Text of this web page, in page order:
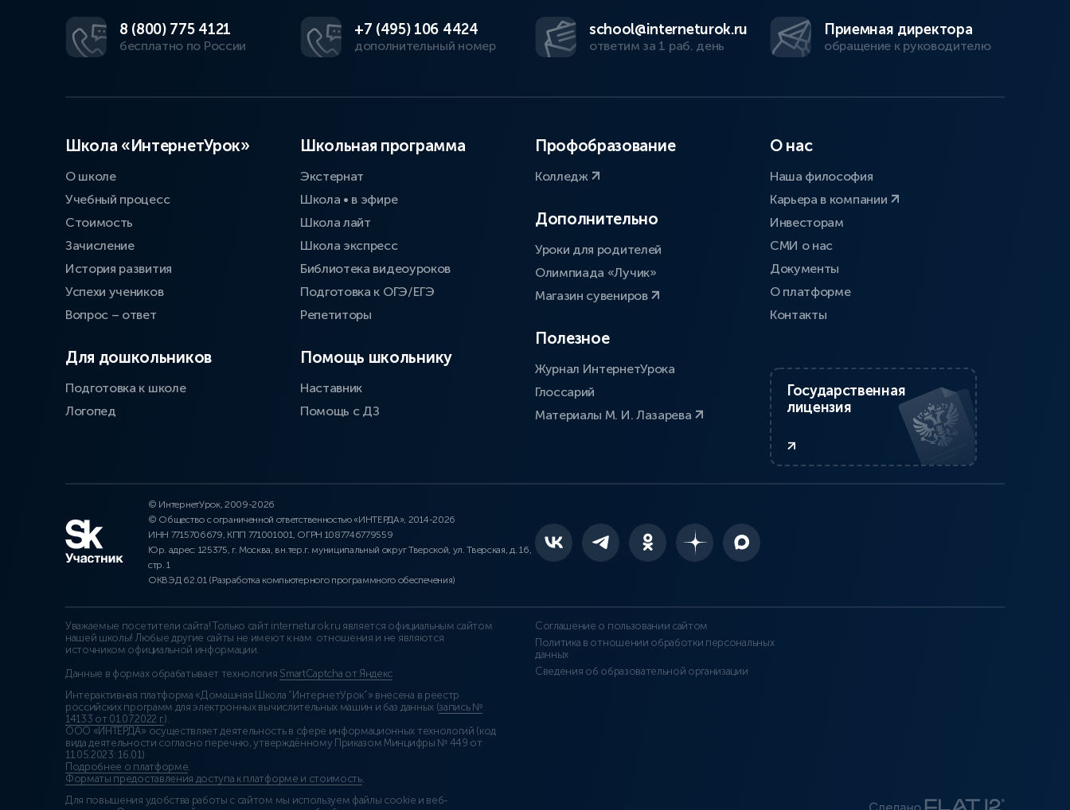
8 (800) 775 4121
бесплатно по России
+7 (495) 106 4424
дополнительный номер
school@interneturok.ru
ответим за 1 раб. день
Приемная директора
обращение к руководителю
Школа «ИнтернетУрок»
О школе
Учебный процесс
Стоимость
Зачисление
История развития
Успехи учеников
Вопрос – ответ
Для дошкольников
Подготовка к школе
Логопед
Школьная программа
Экстернат
Школа • в эфире
Школа лайт
Школа экспресс
Библиотека видеоуроков
Подготовка к ОГЭ/ЕГЭ
Репетиторы
Помощь школьнику
Наставник
Помощь с ДЗ
Профобразование
Колледж
Дополнительно
Уроки для родителей
Олимпиада «Лучик»
Магазин сувениров
Полезное
Журнал ИнтернетУрока
Глоссарий
Материалы М. И. Лазарева
О нас
Наша философия
Карьера в компании
Инвесторам
СМИ о нас
Документы
О платформе
Контакты
Государственная
лицензия
© ИнтернетУрок, 2009-2026
© Общество с ограниченной ответственностью «ИНТЕРДА», 2014-2026
ИНН 7715706679, КПП 771001001, ОГРН 1087746779559
Юр. адрес: 125375, г. Москва, вн.тер.г. муниципальный округ Тверской, ул. Тверская, д. 16,
стр. 1
ОКВЭД 62.01 (Разработка компьютерного программного обеспечения)
Уважаемые посетители сайта! Только сайт interneturok.ru является официальным сайтом
нашей школы! Любые другие сайты не имеют к нам отношения и не являются
источником официальной информации.
Данные в формах обрабатывает технология SmartCaptcha от Яндекс
Интерактивная платформа «Домашняя Школа “ИнтернетУрок”» внесена в реестр
российских программ для электронных вычислительных машин и баз данных (запись №
14133 от 01.07.2022 г.).
ООО «ИНТЕРДА» осуществляет деятельность в сфере информационных технологий (код
вида деятельности согласно перечню, утверждённому Приказом Минцифры № 449 от
11.05.2023: 16.01)
Подробнее о платформе.
Форматы предоставления доступа к платформе и стоимость.
Для повышения удобства работы с сайтом мы используем файлы cookie и веб-
Соглашение о пользовании сайтом
Политика в отношении обработки персональных
данных
Сведения об образовательной организации